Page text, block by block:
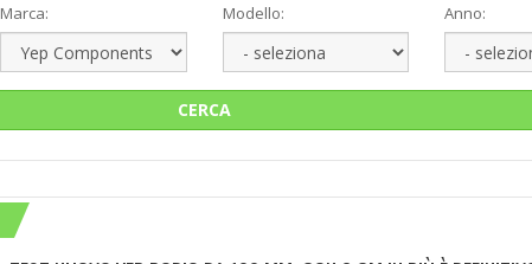
Marca: Modello: Anno:
CERCA